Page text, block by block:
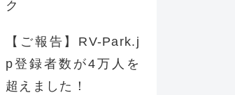
ク
【ご報告】RV-Park.j
p登録者数が4万人を
超えました！